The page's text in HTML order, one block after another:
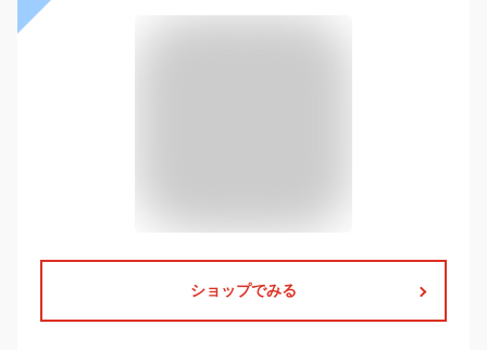
ショップでみる